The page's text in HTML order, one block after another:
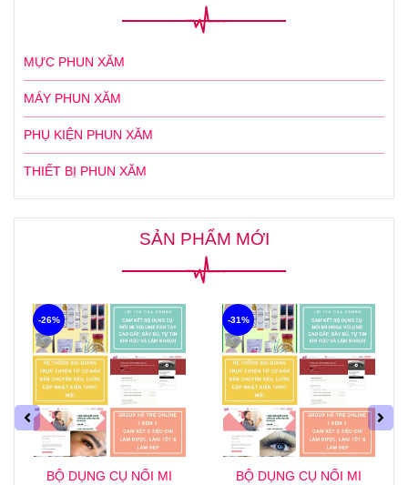
MỰC PHUN XĂM
MÁY PHUN XĂM
PHỤ KIỆN PHUN XĂM
THIẾT BỊ PHUN XĂM
SẢN PHẨM MỚI
BỘ DỤNG CỤ NỐI MI
-26%
BỘ DỤNG CỤ NỐI MI
-31%